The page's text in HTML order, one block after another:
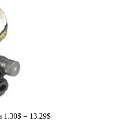
1.30$ = 13.29$